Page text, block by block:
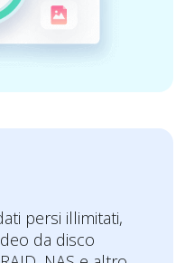
persi illimitati,
da disco